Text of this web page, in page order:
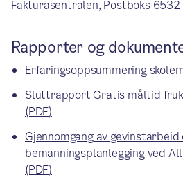
Fakturasentralen, Postboks
Rapporter og
Erfaringsoppsummering
Sluttrapport Gratis måltid
(PDF)
Gjennomgang av gevinstarbeid
bemanningsplanlegging ved
(PDF)